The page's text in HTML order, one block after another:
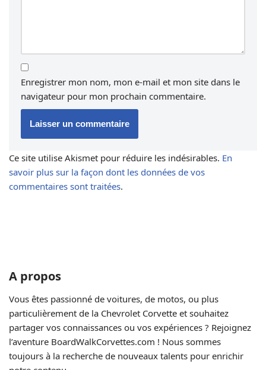
Enregistrer mon nom, mon e-mail et mon site dans le
navigateur pour mon prochain commentaire.
Ce site utilise Akismet pour réduire les indésirables. En
savoir plus sur la façon dont les données de vos
commentaires sont traitées.
A propos
Vous êtes passionné de voitures, de motos, ou plus
particulièrement de la Chevrolet Corvette et souhaitez
partager vos connaissances ou vos expériences ? Rejoignez
l’aventure BoardWalkCorvettes.com ! Nous sommes
toujours à la recherche de nouveaux talents pour enrichir